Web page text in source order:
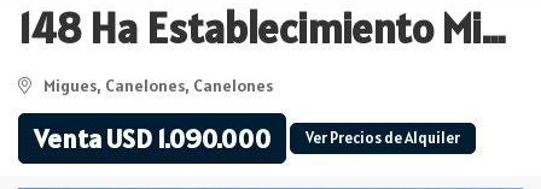
148 Ha Establecimiento Migues
Migues, Canelones, Canelones
Venta USD 1.090.000 Ver Precios de Alquiler